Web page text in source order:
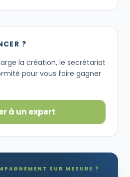
?
la création, le secrétariat
pour vous faire gagner
à un expert
SUR MESURE ?